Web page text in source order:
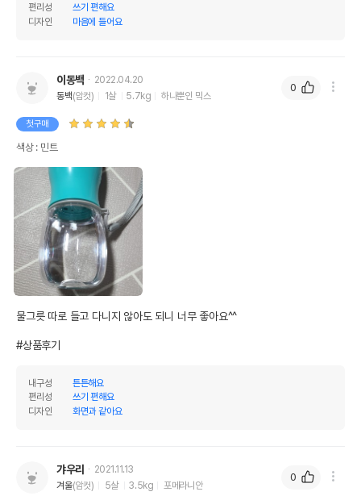
편리성
쓰기 편해요
디자인
마음에 들어요
이동백
2022.04.20
동백(암컷) 1살 5.7kg 하나뿐인 믹스
첫구매
색상 : 민트
물그릇 따로 들고 다니지 않아도 되니 너무 좋아요^^
#상품후기
내구성
튼튼해요
편리성
쓰기 편해요
디자인
화면과 같아요
0
갸우리
2021.11.13
겨울(암컷) 5살 3.5kg 포메라니안
0